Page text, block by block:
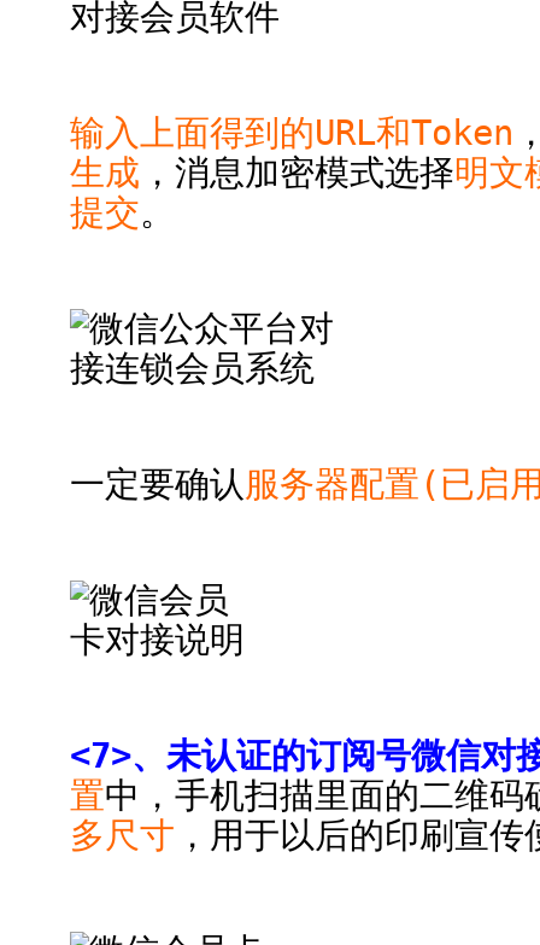
输入上面得到的URL和Token
生成 ，消息加密模式选择明文
提交。
一定要确认 服务器配置(已启
<7>、未认证的订阅号微信对
置中，手机扫描里面的二维
多尺寸 ，用于以后的印刷宣传